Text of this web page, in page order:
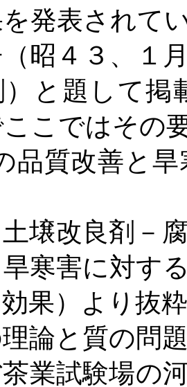
を発表されて
（昭４３、１
と題して掲
こではその
品質改善と
良剤－腐
旱寒害に対
）よ
論と質の問
業試験場の